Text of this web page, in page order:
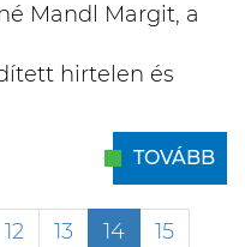
Mandl Margit, a
hirtelen és
TOVÁBB
12 13 14
15